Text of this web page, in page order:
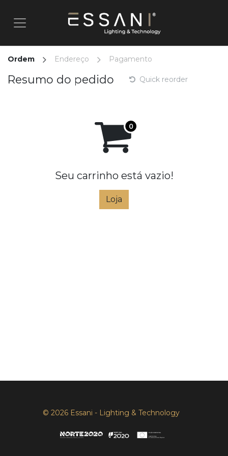
Ordem Endereço Pagamento
Resumo do pedido Quick reorder
Seu carrinho está vazio!
Loja
© 2026 Essani - Lighting & Technology